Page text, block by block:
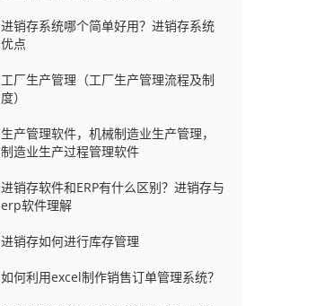
进销存系统哪个简单好用？进销存系统
优点
工厂生产管理（工厂生产管理流程及制
度）
生产管理软件，机械制造业生产管理，
制造业生产过程管理软件
进销存软件和ERP有什么区别？进销存与
erp软件理解
进销存如何进行库存管理
如何利用excel制作销售订单管理系统？